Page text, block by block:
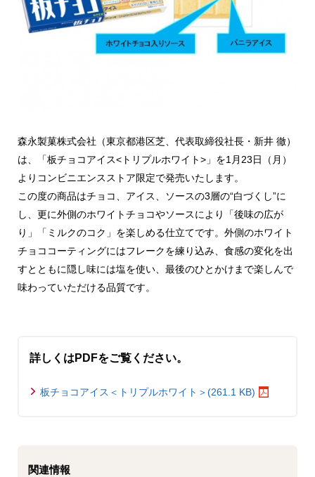
森永製菓株式会社（東京都港区芝、代表取締役社長・新井 徹）
は、「板チョコアイス<トリプルホワイト>」を1月23日（月）
よりコンビニエンスストア限定で発売いたします。
この度の商品はチョコ、アイス、ソースの3層の“白づくし”に
し、更に外側のホワイトチョコやソースにより「後味の広が
り」「ミルクのコク」を楽しめる仕立てです。外側のホワイト
チョココーティングにはフレークを練り込み、食感の変化を出
すとともに隠し味には塩を使い、最後のひとかけまで楽しんで
味わっていただける品質です。
詳しくはPDFをご覧ください。
板チョコアイス＜トリプルホワイト＞(261.1 KB)
関連情報